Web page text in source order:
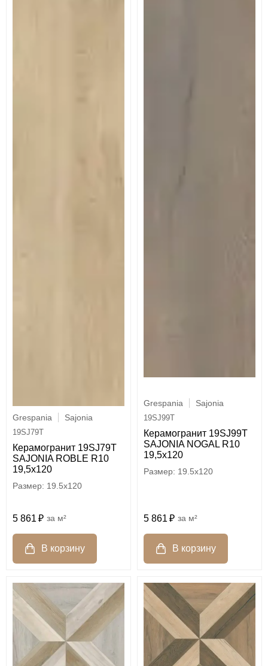
Grespania Sajonia
19SJ79T
Керамогранит 19SJ79T
SAJONIA ROBLE R10
19,5х120
19.5x120
5 861 м²
Grespania Sajonia
19SJ99T
Керамогранит 19SJ99T
SAJONIA NOGAL R10
19,5х120
19.5x120
5 861 м²